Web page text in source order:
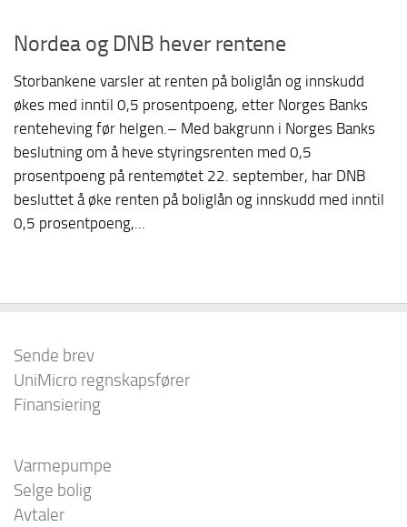
Nordea og DNB hever rentene
Storbankene varsler at renten på boliglån og innskudd
økes med inntil 0,5 prosentpoeng, etter Norges Banks
renteheving før helgen.– Med bakgrunn i Norges Banks
beslutning om å heve styringsrenten med 0,5
prosentpoeng på rentemøtet 22. september, har DNB
besluttet å øke renten på boliglån og innskudd med inntil
0,5 prosentpoeng,...
Sende brev
UniMicro regnskapsfører
Finansiering
Varmepumpe
Selge bolig
Avtaler